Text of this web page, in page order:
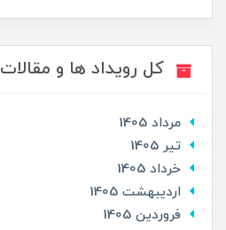
کل رویداد ها و مقالات
مرداد 1405
تير 1405
خرداد 1405
ارديبهشت 1405
فروردین 1405